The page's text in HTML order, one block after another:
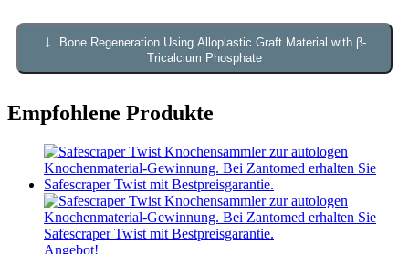
↓
Bone Regeneration Using Alloplastic Graft Material with β-
Tricalcium Phosphate
Empfohlene Produkte
Angebot!